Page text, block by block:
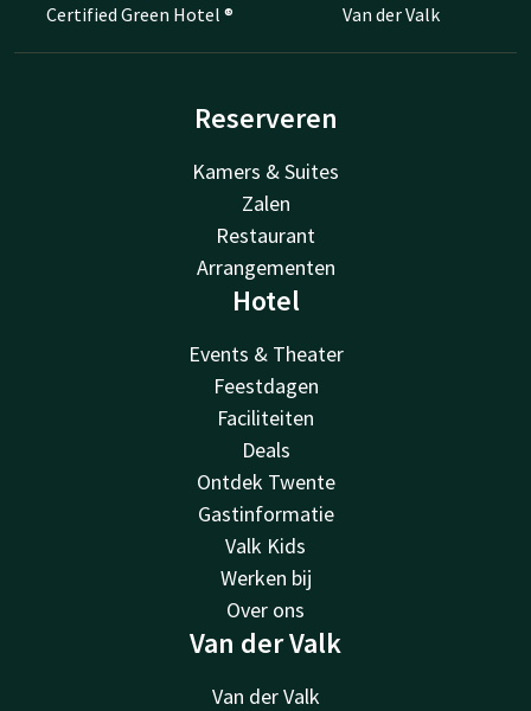
Certified Green Hotel ® Van der Valk
Reserveren
Kamers & Suites
Zalen
Restaurant
Arrangementen
Hotel
Events & Theater
Feestdagen
Faciliteiten
Deals
Ontdek Twente
Gastinformatie
Valk Kids
Werken bij
Over ons
Van der Valk
Van der Valk